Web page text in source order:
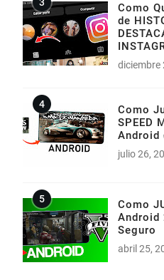
Como
de
diciembre
Como
SPEED
Android
julio 26,
Como
Android
Seguro
abril 25,